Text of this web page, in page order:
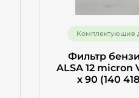
Комплектующие
Фильтр
ALSA 12 micron
х 90 (140